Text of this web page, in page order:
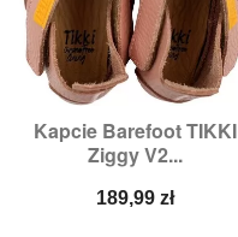
Kapcie Barefoot TIKKI
Ziggy V2...
Cena
189,99 zł